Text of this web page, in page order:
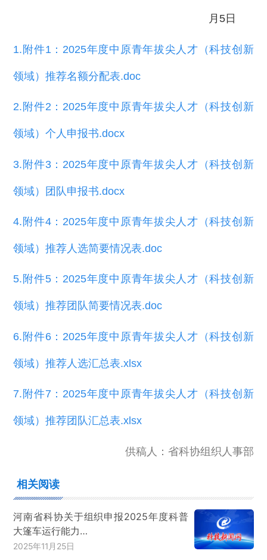
月5日
1.附件1：2025年度中原青年拔尖人才（科技创新
领域）推荐名额分配表.doc
2.附件2：2025年度中原青年拔尖人才（科技创新
领域）个人申报书.docx
3.附件3：2025年度中原青年拔尖人才（科技创新
领域）团队申报书.docx
4.附件4：2025年度中原青年拔尖人才（科技创新
领域）推荐人选简要情况表.doc
5.附件5：2025年度中原青年拔尖人才（科技创新
领域）推荐团队简要情况表.doc
6.附件6：2025年度中原青年拔尖人才（科技创新
领域）推荐人选汇总表.xlsx
7.附件7：2025年度中原青年拔尖人才（科技创新
领域）推荐团队汇总表.xlsx
供稿人：省科协组织人事部
相关阅读
河南省科协关于组织申报2025年度科普
大篷车运行能力…
2025年11月25日